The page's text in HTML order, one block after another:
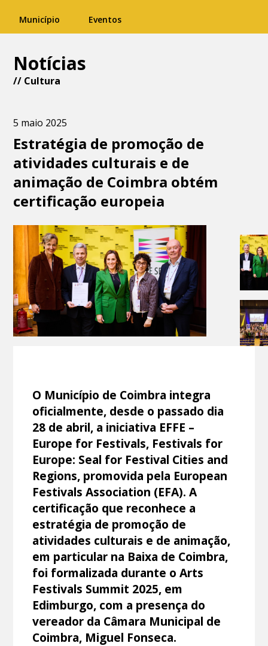
Município Eventos
Notícias
// Cultura
5 maio 2025
Estratégia de promoção de
atividades culturais e de
animação de Coimbra obtém
certificação europeia
O Município de Coimbra integra
oficialmente, desde o passado dia
28 de abril, a iniciativa EFFE –
Europe for Festivals, Festivals for
Europe: Seal for Festival Cities and
Regions, promovida pela European
Festivals Association (EFA). A
certificação que reconhece a
estratégia de promoção de
atividades culturais e de animação,
em particular na Baixa de Coimbra,
foi formalizada durante o Arts
Festivals Summit 2025, em
Edimburgo, com a presença do
vereador da Câmara Municipal de
Coimbra, Miguel Fonseca.